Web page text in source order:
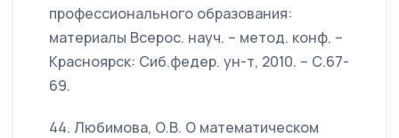
профессионального образования:
материалы Всерос. науч. – метод. конф. –
Красноярск: Сиб.федер. ун-т, 2010. – С.67-
69.
44. Любимова, О.В. О математическом